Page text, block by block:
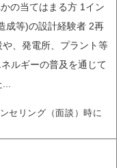
の当てはまる方 1イン
成等)の設計経験者 2再
、発電所、プラント等
ルギーの普及を通じて
セリング（面談）時に